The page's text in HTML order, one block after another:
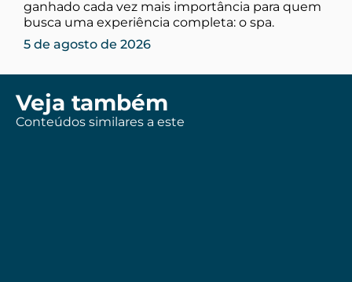
ganhado cada vez mais importância para quem
busca uma experiência completa: o spa.
5 de agosto de 2026
Veja também
Conteúdos similares a este